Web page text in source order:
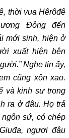
thời vua Hêrôđê
Đông đến
mới sinh, hiện ở
xuất hiện bên
Nghe tin ấy,
cũng xôn xao.
và kinh sư trong
ra ở đâu. Họ trả
sứ, có chép
ngươi đâu